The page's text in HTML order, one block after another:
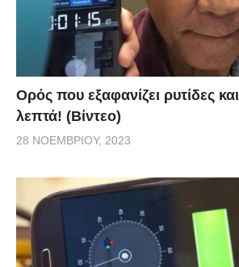
Ορός που εξαφανίζει ρυτίδες
λεπτά! (Βίντεο)
28 ΝΟΕΜΒΡΊΟΥ, 2023